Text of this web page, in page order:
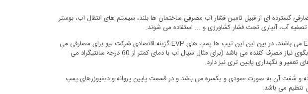
گسترده ای از قبیل تامین فشار آب مصرفی ساختمان ها بلند، سیستم های انتقال آب، بوستر
آب، آبیاری تحت فشار کشاورزی و ... استفاده می شوند.
پمپ های عمودی طبقاتی در شرکت لیو در چند تیپ مختلف تولید می شوند که شامل تیپ های LVR(S) ، EVS و EVP می باشند، در بین این این تیپ ها پمپ های EVP گزینه اقتصادی شرکت لیو برای مصارفی می
باشند که نیاز به استفاده از پمپ های عمودی می باشد اما شرایط کاری به صورتی است که مشخصات فنی این پمپ جوابگوی نیاز مصرف کننده می باشد (برای مثال سیال آب با دمای کمتر از 60 درجه سانتیگراد می
و شفت آن به صورت عمودی و یکسره می باشد و در قسمت پایین پروانه و دیفیوزرهای پمپ
تنظیم می باشد.